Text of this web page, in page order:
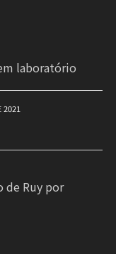
laboratório
2021
de Ruy por